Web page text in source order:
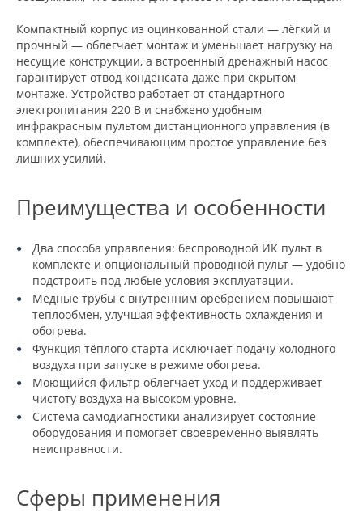
Компактный корпус из оцинкованной стали — лёгкий и
прочный — облегчает монтаж и уменьшает нагрузку на
несущие конструкции, а встроенный дренажный насос
гарантирует отвод конденсата даже при скрытом
монтаже. Устройство работает от стандартного
электропитания 220 В и снабжено удобным
инфракрасным пультом дистанционного управления (в
комплекте), обеспечивающим простое управление без
лишних усилий.
Преимущества и особенности
Два способа управления: беспроводной ИК пульт в
комплекте и опциональный проводной пульт — удобно
подстроить под любые условия эксплуатации.
Медные трубы с внутренним оребрением повышают
теплообмен, улучшая эффективность охлаждения и
обогрева.
Функция тёплого старта исключает подачу холодного
воздуха при запуске в режиме обогрева.
Моющийся фильтр облегчает уход и поддерживает
чистоту воздуха на высоком уровне.
Система самодиагностики анализирует состояние
оборудования и помогает своевременно выявлять
неисправности.
Сферы применения